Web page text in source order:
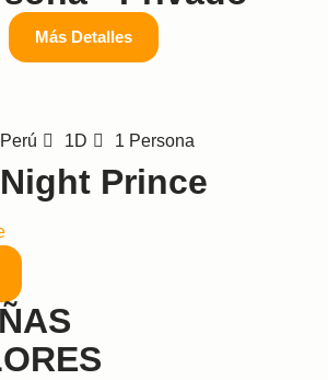
Más Detalles
Perú 1D 1 Persona
Prince